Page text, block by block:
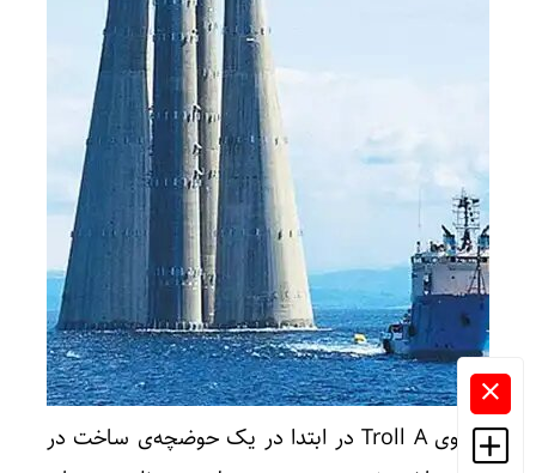
سکوی Troll A در ابتدا در یک حوضچه‌ی ساخت در